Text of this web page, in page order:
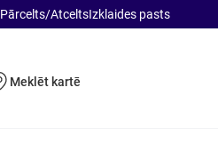
Pārcelts/AtceltsIzklaides pasts
Meklēt kartē